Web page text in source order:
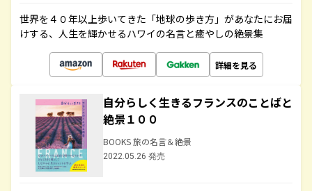
世界を４０年以上歩いてきた「地球の歩き方」があなたにお届
けする、人生を輝かせるハワイの名言と癒やしの絶景集
詳細を見る
自分らしく生きるフランスのことばと
絶景１００
BOOKS 旅の名言＆絶景
2022.05.26 発売